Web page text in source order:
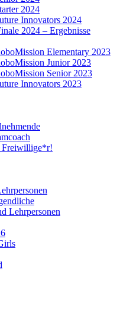
2024
Innovators 2024
2024 – Ergebnisse
Elementary 2023
Junior 2023
Senior 2023
Innovators 2023
Freiwillige*r!
Lehrpersonen